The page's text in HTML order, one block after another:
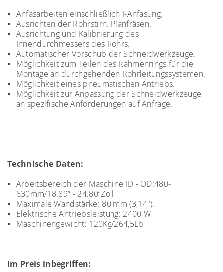
Anfasarbeiten einschließlich J-Anfasung.
Ausrichten der Rohrstirn. Planfräsen.
Ausrichtung und Kalibrierung des
Innendurchmessers des Rohrs.
Automatischer Vorschub der Schneidwerkzeuge.
Möglichkeit zum Teilen des Rahmenrings für die
Montage an durchgehenden Rohrleitungssystemen.
Möglichkeit eines pneumatischen Antriebs.
Möglichkeit zur Anpassung der Schneidwerkzeuge
an spezifische Anforderungen auf Anfrage.
Technische Daten:
Arbeitsbereich der Maschine ID - OD:480-
630mm/18.89“ - 24.80“Zoll
Maximale Wandstärke: 80 mm (3,14").
Elektrische Antriebsleistung: 2400 W
Maschinengewicht: 120Kg/264,5Lb
Im Preis inbegriffen: